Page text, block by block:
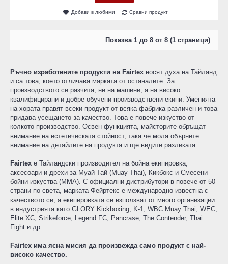
Добави в любими Сравни продукт
Показва 1 до 8 от 8 (1 страници)
Ръчно изработените продукти на Fairtex носят духа на Тайланд
и са това, което отличава марката от останалите. За
производството се разчита, не на машини, а на високо
квалифицирани и добре обучени производствени екипи. Уменията
на хората правят всеки продукт от всяка фабрика различен и това
придава усещането за качество. Това е повече изкуство от
колкото производство. Освен функцията, майсторите обръщат
внимание на естетическата стойност, така че моля обърнете
внимание на детайлите на продукта и ще видите разликата.
Fairtex е Тайландски производител на бойна екипировка,
аксесоари и дрехи за Муай Тай (Muay Thai), Кикбокс и Смесени
бойни изкуства (MMA). С официални дистрибутори в повече от 50
страни по света, марката Фейртекс е международно известна с
качеството си, а екипировката се използват от много организации
в индустрията като GLORY Kickboxing, K-1, WBC Muay Thai, WEC,
Elite XC, Strikeforce, Legend FC, Pancrase, The Contender, Thai
Fight и др.
Fairtex има ясна мисия да произвежда само продукт с най-
високо качество.